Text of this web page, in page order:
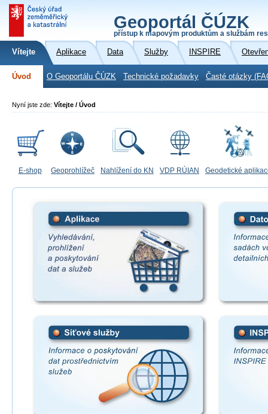
Geoportál ČÚZK
přístup k mapovým produktům a službám
Vítejte Aplikace Data Služby INSPIRE
Úvod O Geoportálu ČÚZK Technické požadavky Časté otázky
Nyní jste zde: Vítejte / Úvod
E-shop Geoprohlížeč Nahlížení do KN VDP RÚIAN Geodetické